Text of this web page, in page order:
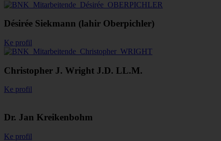
Désirée Siekmann (lahir Oberpichler)
Ke profil
Christopher J. Wright J.D. LL.M.
Ke profil
Dr. Jan Kreikenbohm
Ke profil